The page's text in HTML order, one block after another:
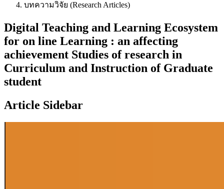
บทความวิจัย (Research Articles)
Digital Teaching and Learning Ecosystem
for on line Learning : an affecting
achievement Studies of research in
Curriculum and Instruction of Graduate
student
Article Sidebar